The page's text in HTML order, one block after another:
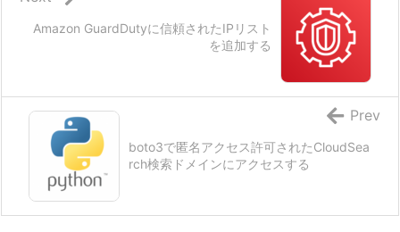
Amazon GuardDutyに信頼されたIPリスト
を追加する
boto3で匿名アクセス許可されたCloudSea
rch検索ドメインにアクセスする
Prev